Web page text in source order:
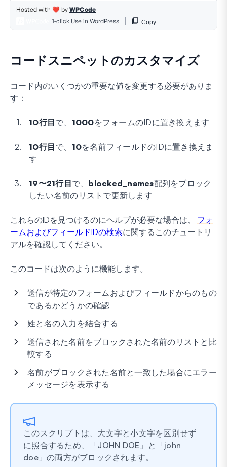
コードスニペットのカスタマイズ
コード内のいくつかの重要な値を変更する必要がありま
す：
10行目で、 1000をフォームのIDに置き換えます
10行目で、 10を名前フィールドのIDに置き換えま
す
19〜21行目で、 blocked_names配列をブロック
したい名前のリストで更新します
これらのIDを見つけるのにヘルプが必要な場合は、 フォ
ームおよびフィールドIDの検索に関するこのチュートリ
アルを確認してください。
このコードは次のように機能します。
送信が特定のフォームおよびフィールドからのもの
であるかどうかの確認
姓と名の入力を結合する
送信された名前をブロックされた名前のリストと比
較する
名前がブロックされた名前と一致した場合にエラー
メッセージを表示する
このスクリプトは、大文字と小文字を区別せず
に照合するため、「JOHN DOE」と「john
doe」の両方がブロックされます。